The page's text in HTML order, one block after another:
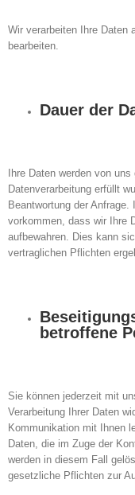
Wir verarbeiten Ihre Daten
bearbeiten.
Dauer der
Ihre Daten werden von
Datenverarbeitung erfüllt
Beantwortung der
vorkommen, dass wir Ihre
aufbewahren. Dies kann
vertraglichen Pflichten
betroffene
Sie können jederzeit mit
Verarbeitung Ihrer Daten
Kommunikation mit Ihnen
Daten, die im Zuge der
werden in diesem Fall
gesetzliche Pflichten zur